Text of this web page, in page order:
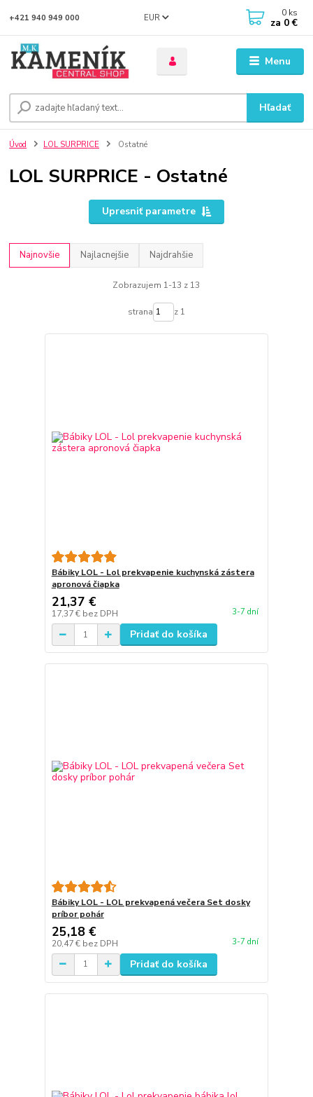
Menu
EUR
Hľadať
+421 940 949 000 0 ks
za 0 €
Úvod LOL SURPRICE Ostatné
LOL SURPRICE - Ostatné
Upresniť parametre
Najnovšie Najlacnejšie Najdrahšie
Zobrazujem 1-13 z 13
strana z 1
Bábiky LOL - Lol prekvapenie kuchynská zástera
apronová čiapka
21,37 €
17,37 € bez DPH 3-7 dní
Pridať do košíka
Bábiky LOL - LOL prekvapená večera Set dosky
príbor pohár
25,18 €
20,47 € bez DPH 3-7 dní
Pridať do košíka